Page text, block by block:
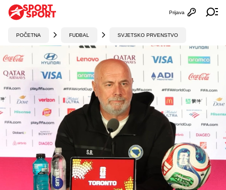
Otvori
Prijava
POČETNA FUDBAL SVJETSKO PRVENSTVO